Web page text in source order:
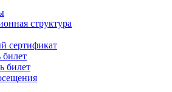
структура
сертификат
билет
билет